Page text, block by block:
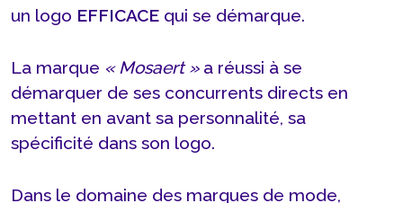
un logo EFFICACE qui se démarque.
La marque « Mosaert »a réussi à se
démarquer de ses concurrents directs en
mettant en avant sa personnalité, sa
spécificité dans son logo.
Dans le domaine des marques de mode,